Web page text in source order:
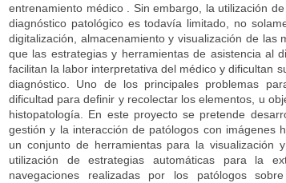
entrenamiento médico . Sin embargo, la utilización
diagnóstico patológico es todavía limitado, no
digitalización, almacenamiento y visualización de las
que las estrategias y herramientas de asistencia al
facilitan la labor interpretativa del médico y dificultan
diagnóstico. Uno de los principales problemas
dificultad para definir y recolectar los elementos, u
histopatología. En este proyecto se pretende
gestión y la interacción de patólogos con imágenes
un conjunto de herramientas para la visualización
utilización de estrategias automáticas para la
navegaciones realizadas por los patólogos